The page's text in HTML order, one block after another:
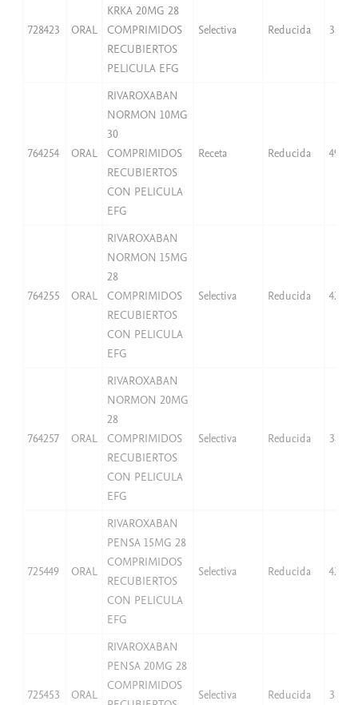
728423 ORAL
KRKA 20MG 28
COMPRIMIDOS
RECUBIERTOS
PELICULA EFG
Selectiva Reducida 38,25
764254 ORAL
RIVAROXABAN
NORMON 10MG
30
COMPRIMIDOS
RECUBIERTOS
CON PELICULA
EFG
Receta Reducida 49,97
764255 ORAL
RIVAROXABAN
NORMON 15MG
28
COMPRIMIDOS
RECUBIERTOS
CON PELICULA
EFG
Selectiva Reducida 42,07
764257 ORAL
RIVAROXABAN
NORMON 20MG
28
COMPRIMIDOS
RECUBIERTOS
CON PELICULA
EFG
Selectiva Reducida 38,25
725449 ORAL
RIVAROXABAN
PENSA 15MG 28
COMPRIMIDOS
RECUBIERTOS
CON PELICULA
EFG
Selectiva Reducida 42,07
725453 ORAL
RIVAROXABAN
PENSA 20MG 28
COMPRIMIDOS
Selectiva Reducida 38,25